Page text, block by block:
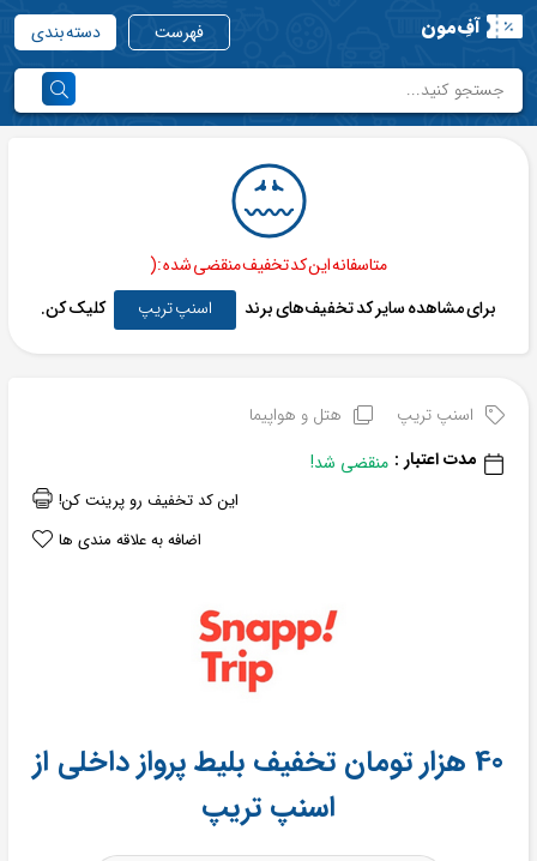
آفِ‌مون فهرست دسته بندی
متاسفانه این کد تخفیف منقضی شده :(
برای مشاهده سایر کد تخفیف‌های برند
اسنپ تریپ کلیک کن.
اسنپ تریپ
هتل و هواپیما
مدت اعتبار : منقضی شد!
این کد تخفیف رو پرینت کن!
اضافه به علاقه مندی ها
40 هزار تومان تخفیف بلیط پرواز داخلی از
اسنپ تریپ